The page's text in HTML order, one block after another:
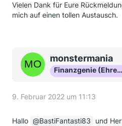
Vielen Dank für Eure
mich auf einen tollen Austausch.
monstermania
Finanzgenie (Ehrenmitglied)
9. Februar 2022 um 11:13
Hallo BastiFantasti83
und